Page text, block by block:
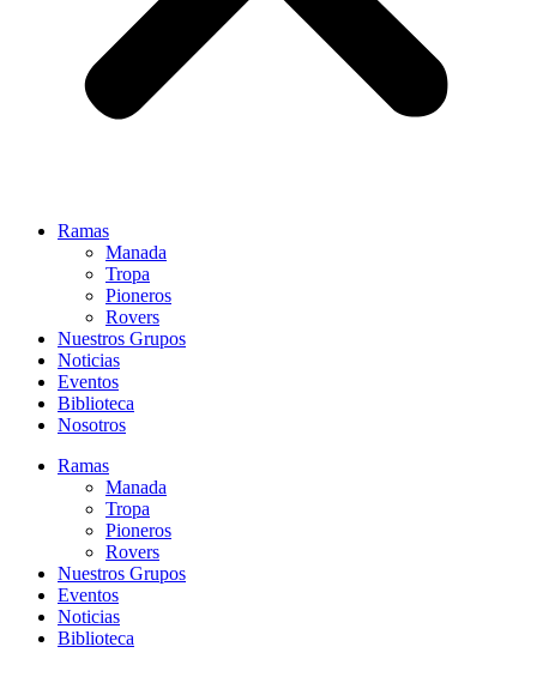
Ramas
Manada
Tropa
Pioneros
Rovers
Nuestros Grupos
Noticias
Eventos
Biblioteca
Nosotros
Ramas
Manada
Tropa
Pioneros
Rovers
Nuestros Grupos
Eventos
Noticias
Biblioteca